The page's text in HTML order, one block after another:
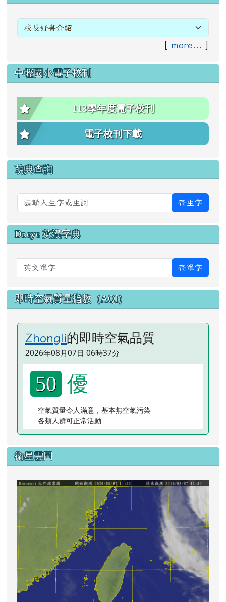
[ more... ]
中壢國小電子校刊
113學年度電子校刊
電子校刊下載
萌典查詢
查生字
Dr.eye 英漢字典
英文單字 查單字
即時空氣質量指數（AQI）
Zhongli的即時空氣品質
2026年08月07日 06時37分
50 優
空氣質量令人滿意，基本無空氣污染
各類人群可正常活動
衛星雲圖
link